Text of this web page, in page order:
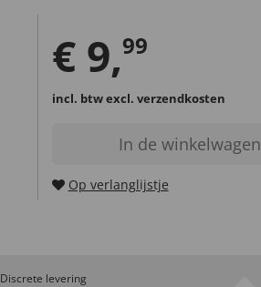
€ 9,99
incl. btwexcl. verzendkosten
In de winkelwagen
Op verlanglijstje
Discrete levering